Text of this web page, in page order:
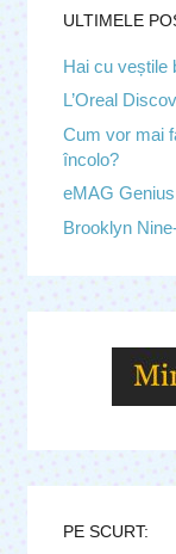
ULTIMELE
Hai cu veștile
L’Oreal
Cum vor mai
încolo?
eMAG
Brooklyn
PE SCURT: